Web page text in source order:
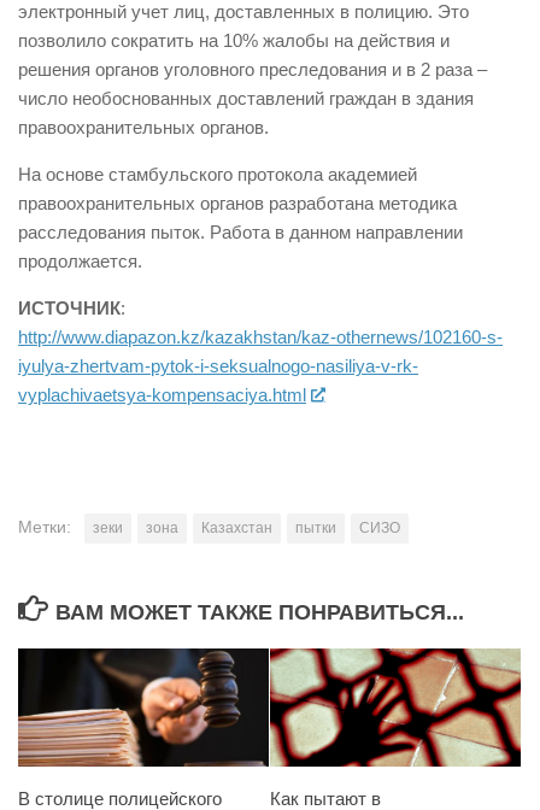
электронный учет лиц, доставленных в полицию. Это
позволило сократить на 10% жалобы на действия и
решения органов уголовного преследования и в 2 раза –
число необоснованных доставлений граждан в здания
правоохранительных органов.
На основе стамбульского протокола академией
правоохранительных органов разработана методика
расследования пыток. Работа в данном направлении
продолжается.
ИСТОЧНИК:
http://www.diapazon.kz/kazakhstan/kaz-othernews/102160-s-
iyulya-zhertvam-pytok-i-seksualnogo-nasiliya-v-rk-
vyplachivaetsya-kompensaciya.html
Метки: зеки зона Казахстан пытки СИЗО
ВАМ МОЖЕТ ТАКЖЕ ПОНРАВИТЬСЯ...
В столице полицейского
Как пытают в